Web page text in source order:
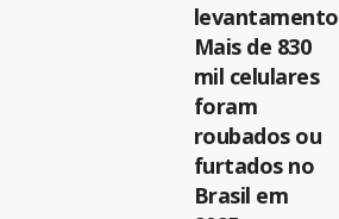
levantamento
Mais de 830
mil celulares
foram
roubados ou
furtados no
Brasil em